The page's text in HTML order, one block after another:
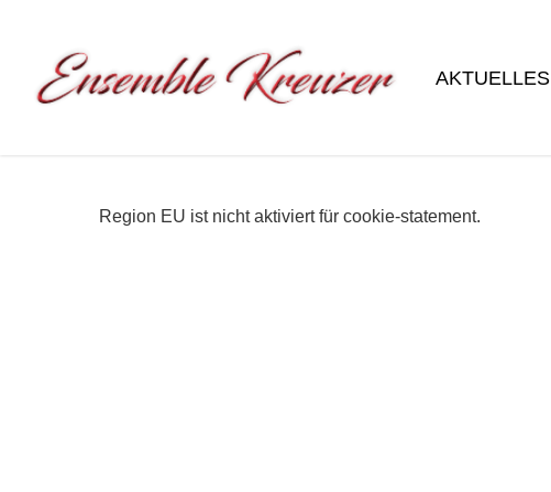
AKTUELLES
Region EU ist nicht aktiviert für cookie-statement.